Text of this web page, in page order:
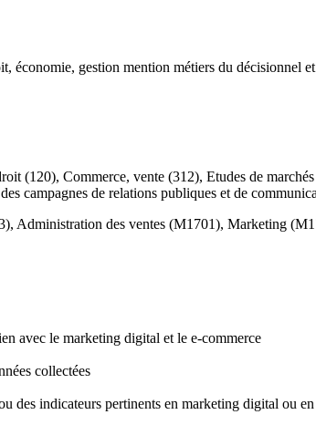
gestion mention métiers du décisionnel
(120), Commerce, vente (312), Etudes de
campagnes de relations publiques et de
Administration des ventes (M1701), Marketing
avec le marketing digital et le e-commerce
collectées
des indicateurs pertinents en marketing digital ou